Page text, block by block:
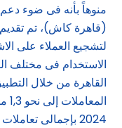
منوهاً بأنه فى ضوء دعم
(قاهرة كاش)، تم تقديم
لتشجيع العملاء على
الاستخدام فى مختلف
القاهرة من خلال